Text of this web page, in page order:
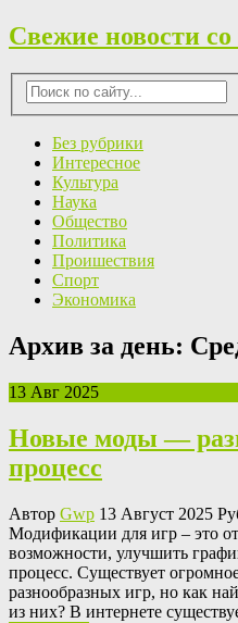
Свежие новости со
Без рубрики
Интересное
Культура
Наука
Общество
Политика
Проишествия
Спорт
Экономика
Архив за день:
13 Авг 2025
Новые моды —
процесс
Автор Gwp 13 Август 2025
Мoдификaции для игр – этo
возможности, улучшить
процесс. Существует
разнообразных игр, но как
из них? В интернете